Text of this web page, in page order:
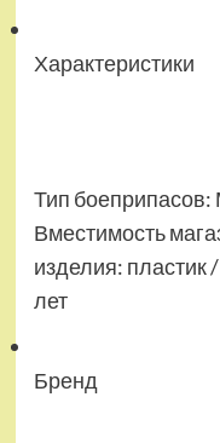
Характеристики
Тип боеприпасов:
Вместимость
изделия: пластик
лет
Бренд